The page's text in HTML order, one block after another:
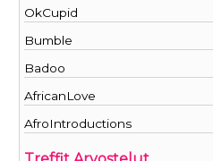
OkCupid
Bumble
Badoo
AfricanLove
AfroIntroductions